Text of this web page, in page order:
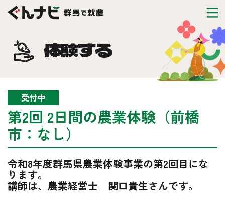
体験する
受付中
第2回 2日間の農業体験（前橋
市：なし）
令和8年度群馬県農業体験事業の第2回目にな
ります。
講師は、農業経営士 関口貴生さんです。